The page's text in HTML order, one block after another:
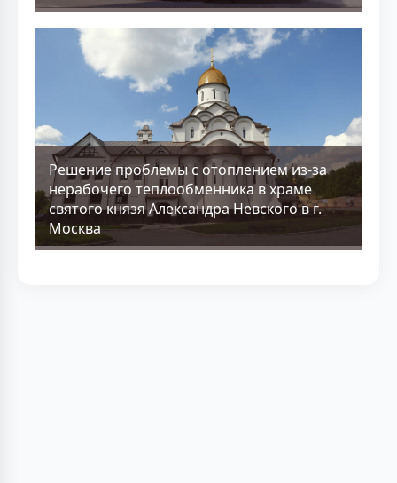
Решение проблемы с отоплением из-за
нерабочего теплообменника в храме
святого князя Александра Невского в г.
Москва